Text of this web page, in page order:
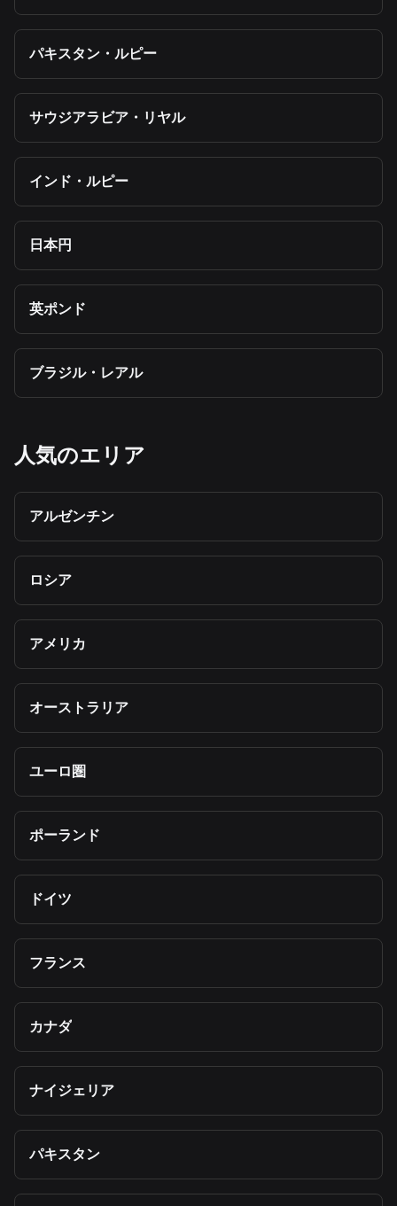
パキスタン・ルピー
サウジアラビア・リヤル
インド・ルピー
日本円
英ポンド
ブラジル・レアル
人気のエリア
アルゼンチン
ロシア
アメリカ
オーストラリア
ユーロ圏
ポーランド
ドイツ
フランス
カナダ
ナイジェリア
パキスタン